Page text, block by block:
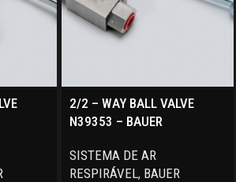
2/2 – WAY BALL VALVE
N39353 – BAUER
SISTEMA DE AR
RESPIRÁVEL, BAUER